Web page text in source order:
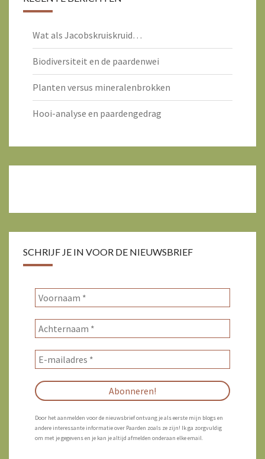
Wat als Jacobskruiskruid…
Biodiversiteit en de paardenwei
Planten versus mineralenbrokken
Hooi-analyse en paardengedrag
SCHRIJF JE IN VOOR DE NIEUWSBRIEF
Door het aanmelden voor de nieuwsbrief ontvang je als eerste mijn blogs en
andere interessante informatie over Paarden zoals ze zijn! Ik ga zorgvuldig
om met je gegevens en je kan je altijd afmelden onderaan elke email.